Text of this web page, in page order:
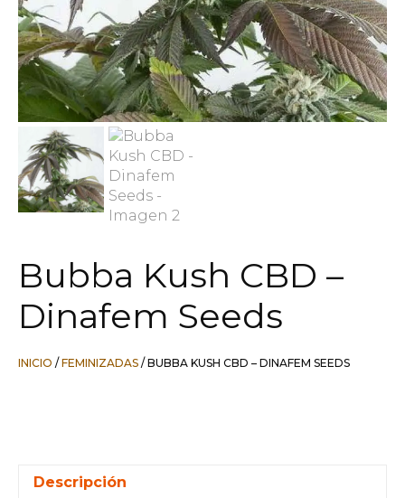
Bubba Kush CBD –
Dinafem Seeds
INICIO / FEMINIZADAS / BUBBA KUSH CBD – DINAFEM SEEDS
Descripción